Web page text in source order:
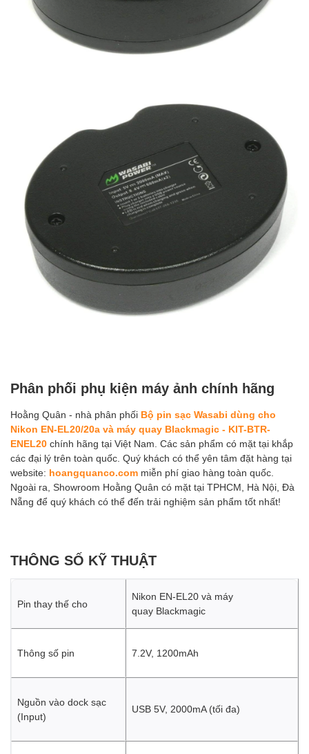
Phân phối phụ kiện máy ảnh chính hãng
Hoằng Quân - nhà phân phối Bộ pin sạc Wasabi dùng cho
Nikon EN-EL20/20a và máy quay Blackmagic - KIT-BTR-
ENEL20 chính hãng tại Việt Nam. Các sản phẩm có mặt tại khắp
các đại lý trên toàn quốc. Quý khách có thể yên tâm đặt hàng tại
website: hoangquanco.com miễn phí giao hàng toàn quốc.
Ngoài ra, Showroom Hoằng Quân có mặt tại TPHCM, Hà Nội, Đà
Nẵng để quý khách có thể đến trải nghiệm sản phẩm tốt nhất!
THÔNG SỐ KỸ THUẬT
Pin thay thế cho
Nikon EN-EL20 và máy
quay Blackmagic
Thông số pin 7.2V, 1200mAh
Nguồn vào dock sạc
(Input)
USB 5V, 2000mA (tối đa)